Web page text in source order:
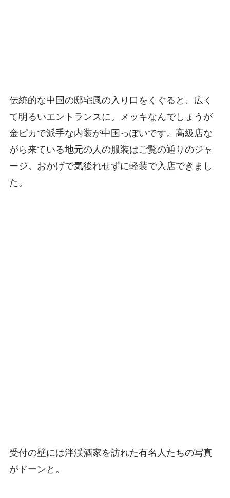
伝統的な中国の邸宅風の入り口をくぐると、広く
て明るいエントランスに。メッキなんでしょうが
金ピカで派手な内装が中国っぽいです。高級店な
がら来ている地元の人の服装はご覧の通りのジャ
ージ。おかげで気後れせずに軽装で入店できまし
た。
受付の壁には泮渓酒家を訪れた有名人たちの写真
がドーンと。